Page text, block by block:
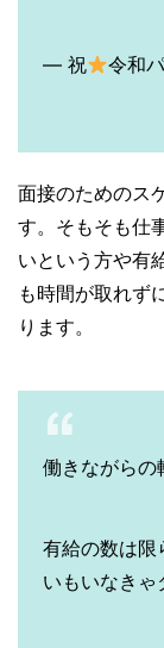
— 祝 令和
面接のためのス
す。そもそも仕
いという方や有
も時間が取れず
ります。
働きながらの
有給の数は限
いもいなきゃ